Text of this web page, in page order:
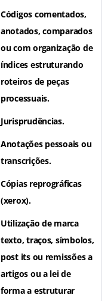
Códigos comentados,
anotados, comparados
ou com organização de
índices estruturando
roteiros de peças
processuais.
Jurisprudências.
Anotações pessoais ou
transcrições.
Cópias reprográficas
(xerox).
Utilização de marca
texto, traços, símbolos,
post its ou remissões a
artigos ou a lei de
forma a estruturar